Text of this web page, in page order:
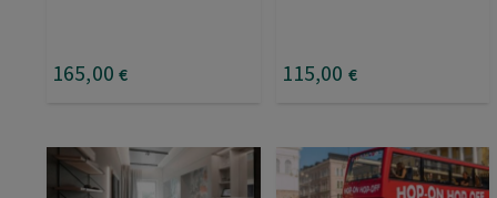
165,00 € 115,00 €